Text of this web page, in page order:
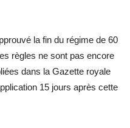
la fin du régime de 60
règles ne sont pas encore
dans la Gazette royale
15 jours après cette